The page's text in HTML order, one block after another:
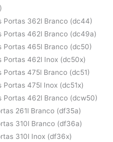
Portas 362l Branco (dc44)
Portas 462l Branco (dc49a)
Portas 465l Branco (dc50)
Portas 462l Inox (dc50x)
Portas 475l Branco (dc51)
475l Inox (dc51x)
Portas 462l Branco (dcw50)
261l Branco (df35a)
310l Branco (df36a)
310l Inox (df36x)